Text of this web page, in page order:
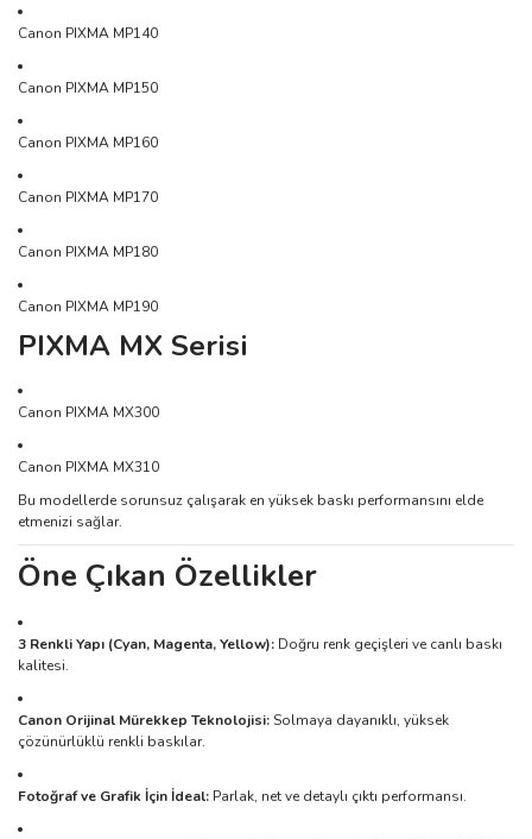
Canon PIXMA MP140
Canon PIXMA MP150
Canon PIXMA MP160
Canon PIXMA MP170
Canon PIXMA MP180
Canon PIXMA MP190
PIXMA MX Serisi
Canon PIXMA MX300
Canon PIXMA MX310
Bu modellerde sorunsuz çalışarak en yüksek baskı performansını elde
etmenizi sağlar.
Öne Çıkan Özellikler
3 Renkli Yapı (Cyan, Magenta, Yellow): Doğru renk geçişleri ve canlı baskı
kalitesi.
Canon Orijinal Mürekkep Teknolojisi:Solmaya dayanıklı, yüksek
çözünürlüklü renkli baskılar.
Fotoğraf ve Grafik İçin İdeal: Parlak, net ve detaylı çıktı performansı.